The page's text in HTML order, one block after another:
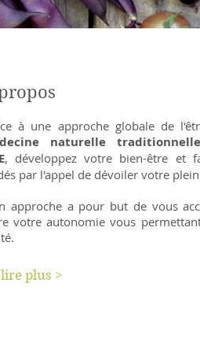
à une approche globale de
naturelle
, développez votre bien-être et
par l'appel de dévoiler votre
approche a pour but de vous
votre autonomie vous
plus >